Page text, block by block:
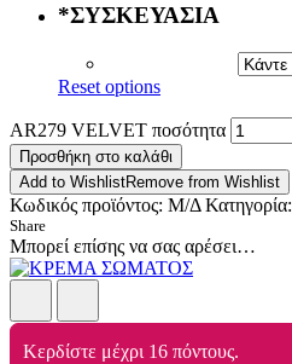
*ΣΥΣΚΕΥΑΣΙΑ
Reset options
AR279 VELVET ποσότητα
Προσθήκη στο καλάθι
Add to WishlistRemove from Wishlist
Κωδικός προϊόντος: Μ/Δ Κατηγορία:
Share
Μπορεί επίσης να σας αρέσει…
Κερδίστε μέχρι 16 πόντους.